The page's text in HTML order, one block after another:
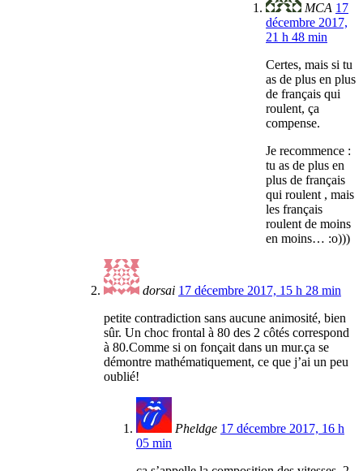
MCA 17
décembre 2017,
21 h 48 min
Certes, mais si tu
as de plus en plus
de français qui
roulent, ça
compense.
Je recommence :
tu as de plus en
plus de français
qui roulent , mais
les français
roulent de moins
en moins… :o)))
dorsai 17 décembre 2017, 15 h 28 min
petite contradiction sans aucune animosité, bien
sûr. Un choc frontal à 80 des 2 côtés correspond
à 80.Comme si on fonçait dans un mur.ça se
démontre mathématiquement, ce que j’ai un peu
oublié!
Pheldge 17 décembre 2017, 16 h
05 min